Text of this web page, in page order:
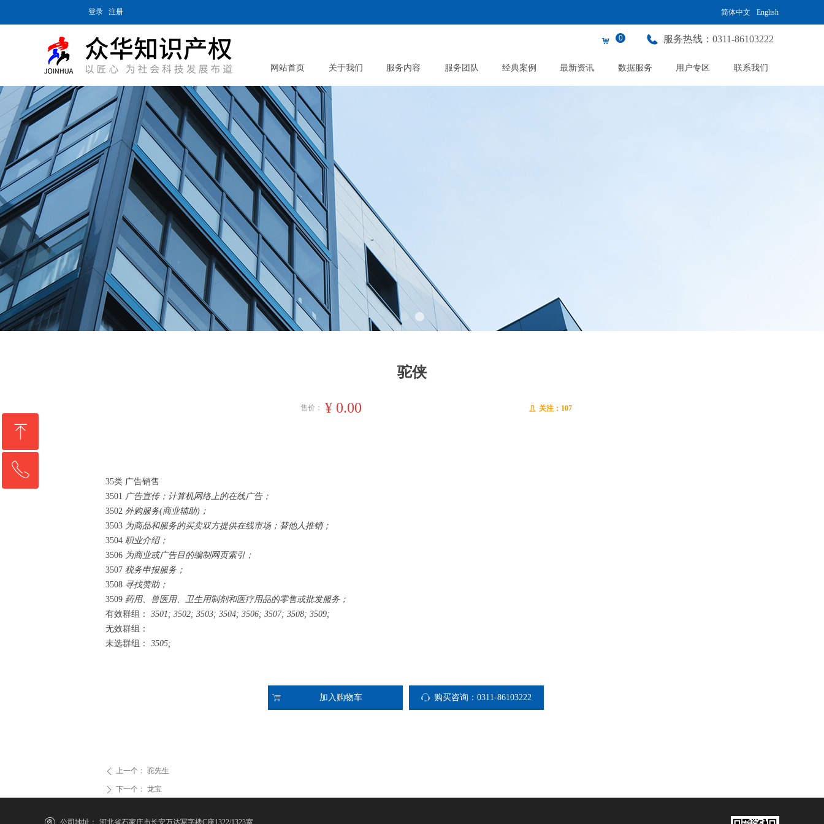
简体中文 English
登录 注册
网站首页 关于我们 服务内容 服务团队 经典案例 最新资讯 数据服务 用户专区 联系我们
服务热线： 0311-86103222
낙 0
ꄑ 关注： 107
驼侠
35类 广告销售
3501 广告宣传； 计算机网络上的在线广告；
3502 外购服务(商业辅助)；
3503 为商品和服务的买卖双方提供在线市场； 替他人推销；
3504 职业介绍；
3506 为商业或广告目的编制网页索引；
3507 税务申报服务；
3508 寻找赞助；
3509 药用、兽医用、卫生用制剂和医疗用品的零售或批发服务；
有效群组： 3501; 3502; 3503; 3504; 3506; 3507; 3508; 3509;
无效群组：
未选群组： 3505;
ꄴ 上一个： 驼先生
ꄲ 下一个： 龙宝
Control Render Error!ControlType:productSlideBind,StyleName:Style1,ColorName:Item0,Message:InitError, ControlType:productSlideBind Error:未将对象引用设置到对象的实例。
ꁈ 加入购物车
售价： ¥ 0.00
ꁱ 购买咨询：0311-86103222
公司地址： 河北省石家庄市长安万达写字楼C座1322/1323室
ꁸ
回到顶部
ꂅ